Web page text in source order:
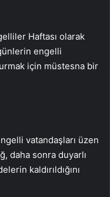
Haftası olarak
engelli
için müstesna bir
vatandaşları üzen
daha sonra duyarlı
kaldırıldığını